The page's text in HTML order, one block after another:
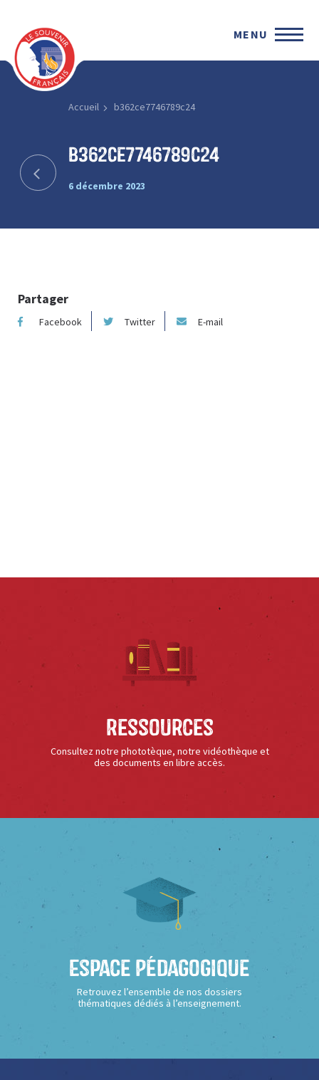
MENU
Accueil b362ce7746789c24
b362ce7746789c24
6 décembre 2023
Partager
Facebook Twitter E-mail
Ressources
Consultez notre phototèque, notre vidéothèque et
des documents en libre accès.
Espace Pédagogique
Retrouvez l’ensemble de nos dossiers
thématiques dédiés à l’enseignement.